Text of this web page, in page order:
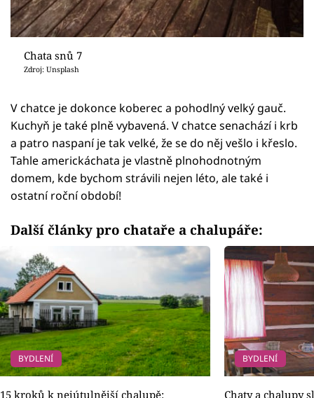
Chata snů 7
Zdroj: Unsplash
V chatce je dokonce koberec a pohodlný velký gauč.
Kuchyň je také plně vybavená. V chatce senachází i krb
a patro naspaní je tak velké, že se do něj vešlo i křeslo.
Tahle americkáchata je vlastně plnohodnotným
domem, kde bychom strávili nejen léto, ale také i
ostatní roční období!
Další články pro chataře a chalupáře:
BYDLENÍ
15 kroků k nejútulnější chalupě:
BYDLENÍ
Chaty a chalupy